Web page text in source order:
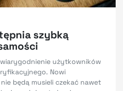
szybką
użytkowników
Nowi
będą musieli czekać nawet